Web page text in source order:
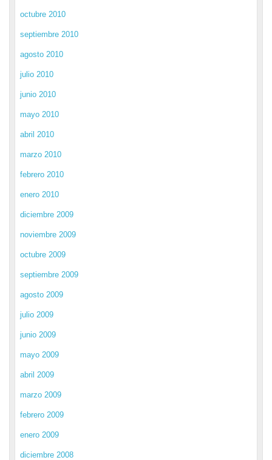
octubre 2010
septiembre 2010
agosto 2010
julio 2010
junio 2010
mayo 2010
abril 2010
marzo 2010
febrero 2010
enero 2010
diciembre 2009
noviembre 2009
octubre 2009
septiembre 2009
agosto 2009
julio 2009
junio 2009
mayo 2009
abril 2009
marzo 2009
febrero 2009
enero 2009
diciembre 2008